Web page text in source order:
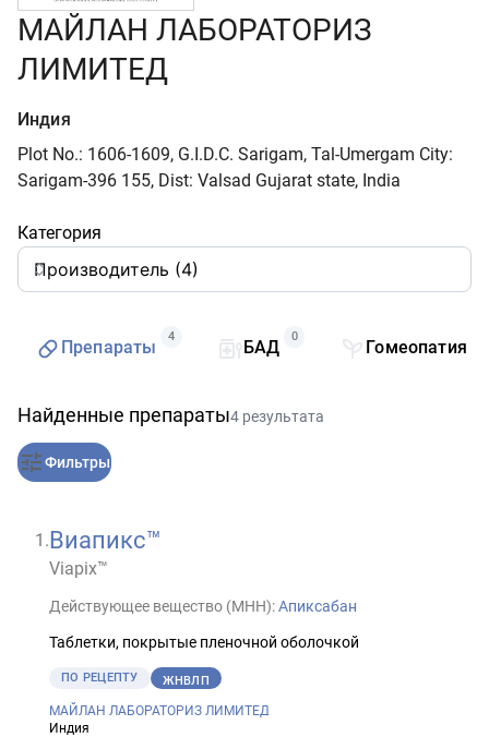
МАЙЛАН ЛАБОРАТОРИЗ
ЛИМИТЕД
Индия
Plot No.: 1606-1609, G.I.D.C. Sarigam, Tal-Umergam City:
Sarigam-396 155, Dist: Valsad Gujarat state, India
Категория
Препараты
4
БАД
0
Гомеопатия
Найденные препараты4 результата
Фильтры
1 .Виапикс™
Viapix™
Действующее вещество (МНН):Апиксабан
Таблетки, покрытые пленочной оболочкой
ПО РЕЦЕПТУ ЖНВЛП
МАЙЛАН ЛАБОРАТОРИЗ ЛИМИТЕД
Индия